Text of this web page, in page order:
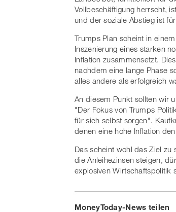
Vollbeschäftigung herrscht,
und der soziale Abstieg ist
Trumps Plan scheint in
Inszenierung eines starken
Inflation zusammensetzt.
nachdem eine lange Phase
alles andere als erfolgreich
An diesem Punkt sollten wir
"Der Fokus von Trumps
für sich selbst sorgen".
denen eine hohe Inflation
Das scheint wohl das Ziel zu
die Anleihezinsen steigen,
explosiven Wirtschaftspolitik
MoneyToday-News teilen